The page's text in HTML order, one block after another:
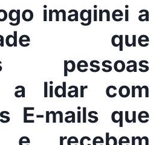
imaginei a
que
pessoas
a lidar com
E-mails que